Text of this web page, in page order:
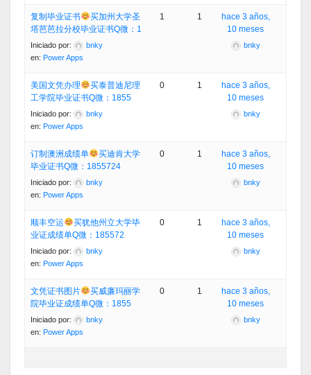
复制毕业证书
买加州大学圣
塔芭芭拉分校毕业证书Q微：1
Iniciado por:
bnky
en: Power Apps
1 1
hace 3 años,
10 meses
bnky
美国文凭办理
买泰普迪尼理
工学院毕业证书Q微：1855
Iniciado por:
bnky
en: Power Apps
0 1
hace 3 años,
10 meses
bnky
订制澳洲成绩单
买迪肯大学
毕业证书Q微：1855724
Iniciado por:
bnky
en: Power Apps
0 1
hace 3 años,
10 meses
bnky
顺丰空运
买犹他州立大学毕
业证成绩单Q微：185572
Iniciado por:
bnky
en: Power Apps
0 1
hace 3 años,
10 meses
bnky
文凭证书图片
买威廉玛丽学
院毕业证成绩单Q微：1855
Iniciado por:
bnky
en: Power Apps
0 1
hace 3 años,
10 meses
bnky